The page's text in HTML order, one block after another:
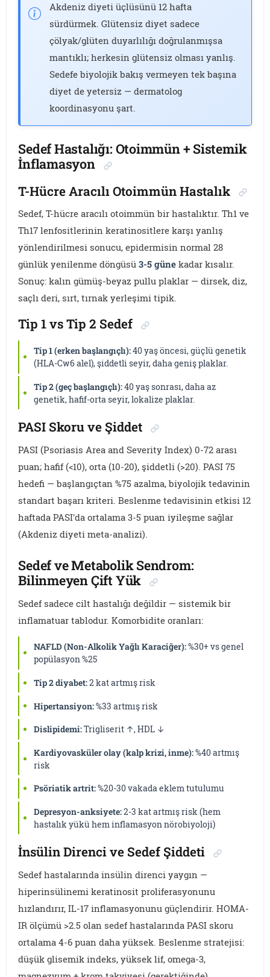
Akdeniz diyeti üçlüsünü 12 hafta
sürdürmek. Glütensiz diyet sadece
çölyak/glüten duyarlılığı doğrulanmışsa
mantıklı; herkesin glütensiz olması yanlış.
Sedefe biyolojik bakış vermeyen tek başına
diyet de yetersiz — dermatolog
koordinasyonu şart.
Sedef Hastalığı: Otoimmün + Sistemik
İnflamasyon
T-Hücre Aracılı Otoimmün Hastalık
Sedef, T-hücre aracılı otoimmün bir hastalıktır. Th1 ve
Th17 lenfositlerinin keratinositlere karşı yanlış
yönlendirilmesi sonucu, epidermisin normal 28
günlük yenilenme döngüsü3-5 güne kadar kısalır.
Sonuç: kalın gümüş-beyaz pullu plaklar — dirsek, diz,
saçlı deri, sırt, tırnak yerleşimi tipik.
Tip 1 vs Tip 2 Sedef
Tip 1 (erken başlangıçlı):40 yaş öncesi, güçlü genetik
(HLA-Cw6 alel), şiddetli seyir, daha geniş plaklar.
Tip 2 (geç başlangıçlı):40 yaş sonrası, daha az
genetik, hafif-orta seyir, lokalize plaklar.
PASI Skoru ve Şiddet
PASI (Psoriasis Area and Severity Index) 0-72 arası
puan; hafif (<10), orta (10-20), şiddetli (>20). PASI 75
hedefi — başlangıçtan %75 azalma, biyolojik tedavinin
standart başarı kriteri. Beslenme tedavisinin etkisi 12
haftada PASI'da ortalama 3-5 puan iyileşme sağlar
(Akdeniz diyeti meta-analizi).
Sedef ve Metabolik Sendrom:
Bilinmeyen Çift Yük
Sedef sadece cilt hastalığı değildir — sistemik bir
inflamatuar tablodur. Komorbidite oranları:
NAFLD (Non-Alkolik Yağlı Karaciğer):%30+ vs genel
popülasyon %25
Tip 2 diyabet:2 kat artmış risk
Hipertansiyon:%33 artmış risk
Dislipidemi:Trigliserit ↑, HDL ↓
Kardiyovasküler olay (kalp krizi, inme):%40 artmış
risk
Psöriatik artrit:%20-30 vakada eklem tutulumu
Depresyon-anksiyete:2-3 kat artmış risk (hem
hastalık yükü hem inflamasyon nörobiyoloji)
İnsülin Direnci ve Sedef Şiddeti
Sedef hastalarında insülin direnci yaygın —
hiperinsülinemi keratinosit proliferasyonunu
hızlandırır, IL-17 inflamasyonunu güçlendirir. HOMA-
IR ölçümü >2.5 olan sedef hastalarında PASI skoru
ortalama 4-6 puan daha yüksek. Beslenme stratejisi:
düşük glisemik indeks, yüksek lif, omega-3,